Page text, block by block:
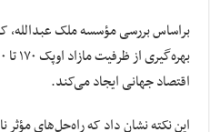
براساس بررسی مؤسسه ملک
اقتصاد جهانی ایجاد می‌کند.
این نکته نشان داد که راه‌حل‌های مؤثر